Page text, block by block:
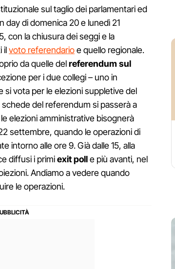
sul taglio dei parlamentari ed
day di domenica 20 e lunedì 21
con la chiusura dei seggi e la
ilvoto referendarioe quello regionale.
da quelle delreferendum sul
per i due collegi – uno in
si vota per le elezioni suppletive del
del referendum si passerà a
elezioni amministrative bisognerà
settembre, quando le operazioni di
intorno alle ore 9. Già dalle 15, alla
diffusi i primiexit polle più avanti, nel
Andiamo a vedere quando
le operazioni.